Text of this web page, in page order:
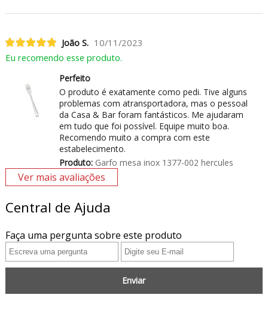
João S. 10/11/2023
Eu recomendo esse produto.
Perfeito
O produto é exatamente como pedi. Tive alguns
problemas com atransportadora, mas o pessoal
da Casa & Bar foram fantásticos. Me ajudaram
em tudo que foi possível. Equipe muito boa.
Recomendo muito a compra com este
estabelecimento.
Produto:Garfo mesa inox 1377-002 hercules
Ver mais avaliações
Central de Ajuda
Faça uma pergunta sobre este produto
Enviar